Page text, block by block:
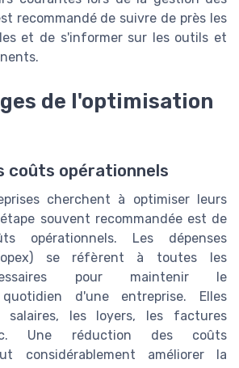
recommandé de suivre de près les
et de s'informer sur les outils et
de l'optimisation
coûts opérationnels
cherchent à optimiser leurs
souvent recommandée est de
opérationnels. Les dépenses
(opex) se réfèrent à toutes les
pour maintenir le
d'une entreprise. Elles
salaires, les loyers, les factures
Une réduction des coûts
considérablement améliorer la